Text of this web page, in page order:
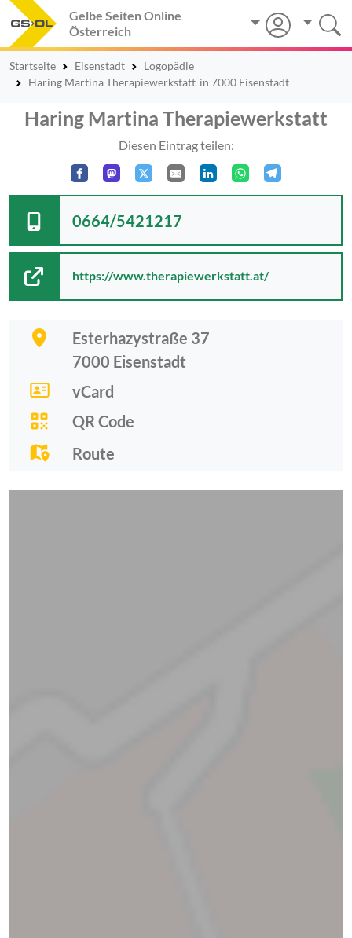
Gelbe Seiten Online
Österreich
Startseite Eisenstadt
Logopädie
Haring Martina Therapiewerkstatt in 7000 Eisenstadt
Haring Martina Therapiewerkstatt
Diesen Eintrag teilen:
Esterhazystraße 37
7000 Eisenstadt
vCard
QR Code
Route
0664/5421217
https://www.therapiewerkstatt.at/